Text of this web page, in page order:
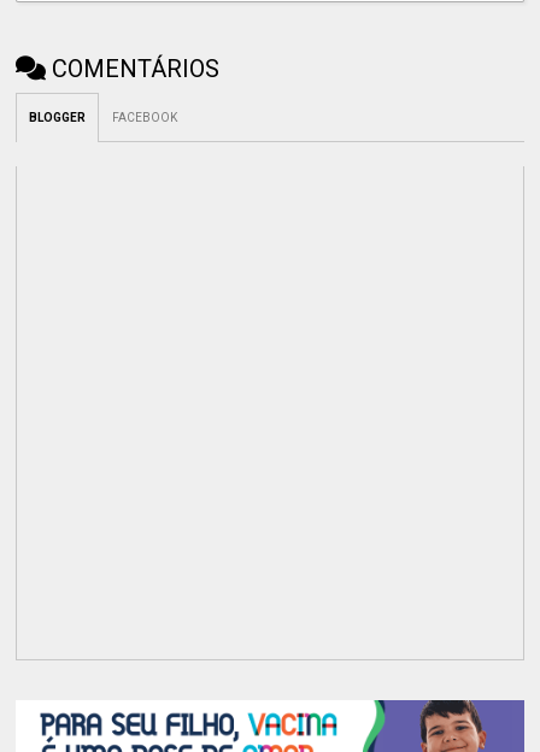
COMENTÁRIOS
BLOGGER FACEBOOK